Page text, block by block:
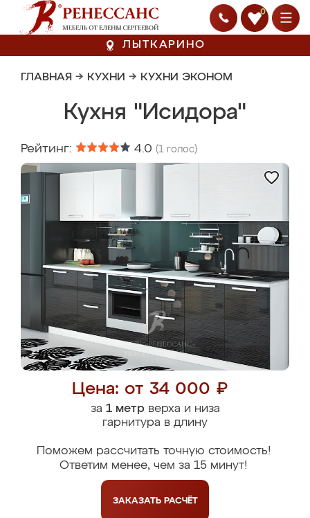
0
ЛЫТКАРИНО
ГЛАВНАЯ → КУХНИ → КУХНИ ЭКОНОМ
Кухня "Исидора"
Рейтинг: 4.0 (1 голос)
Цена: от 34 000 ₽
за 1 метрверха и низа
гарнитура в длину
Поможем рассчитать точную стоимость!
Ответим менее, чем за 15 минут!
ЗАКАЗАТЬ РАСЧЁТ